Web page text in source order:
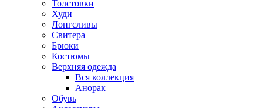
Толстовки
Худи
Лонгсливы
Свитера
Брюки
Костюмы
Верхняя одежда
Вся коллекция
Анорак
Обувь